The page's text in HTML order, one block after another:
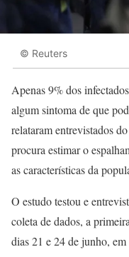
© Reuters
Apenas 9% dos
algum sintoma de que
relataram entrevistados
procura estimar o
as características da
O estudo testou e
coleta de dados, a
dias 21 e 24 de junho,